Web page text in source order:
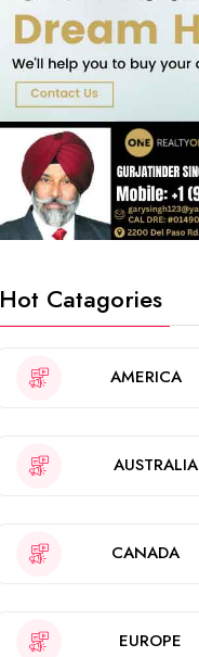
Hot Catagories
AMERICA
AUSTRALIA
CANADA
EUROPE